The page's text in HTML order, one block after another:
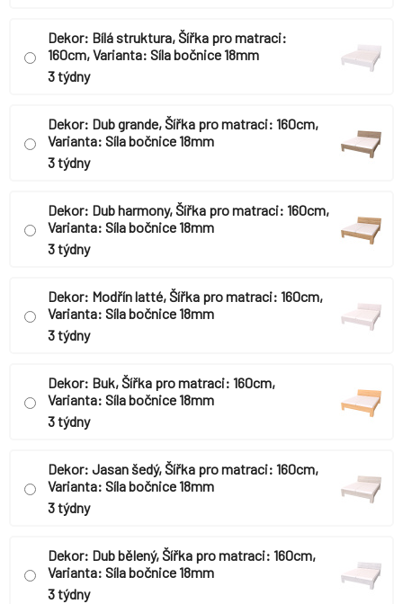
Dekor: Bílá struktura, Šířka pro matraci:
160cm, Varianta: Síla bočnice 18mm
3 týdny
Dekor: Dub grande, Šířka pro matraci: 160cm,
Varianta: Síla bočnice 18mm
3 týdny
Dekor: Dub harmony, Šířka pro matraci: 160cm,
Varianta: Síla bočnice 18mm
3 týdny
Dekor: Modřín latté, Šířka pro matraci: 160cm,
Varianta: Síla bočnice 18mm
3 týdny
Dekor: Buk, Šířka pro matraci: 160cm,
Varianta: Síla bočnice 18mm
3 týdny
Dekor: Jasan šedý, Šířka pro matraci: 160cm,
Varianta: Síla bočnice 18mm
3 týdny
Dekor: Dub bělený, Šířka pro matraci: 160cm,
Varianta: Síla bočnice 18mm
3 týdny